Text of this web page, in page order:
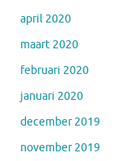
april 2020
maart 2020
februari 2020
januari 2020
december 2019
november 2019